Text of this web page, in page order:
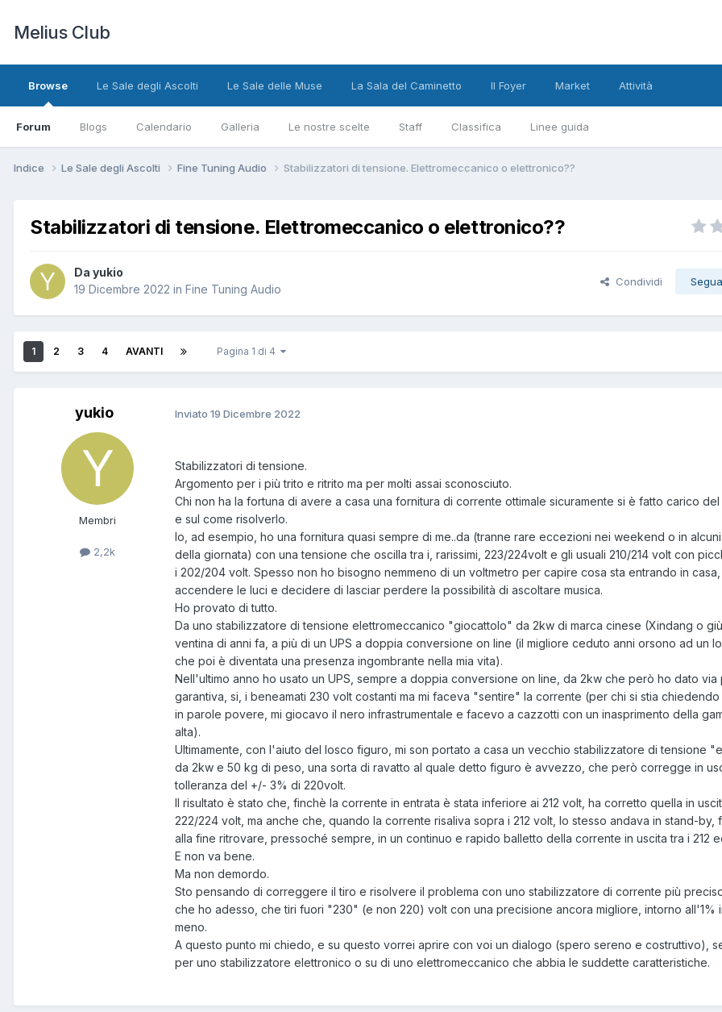
Melius Club
Browse
Forum Blogs Calendario Galleria Le nostre scelte Staff Classifica Linee guida
Le Sale degli Ascolti Le Sale delle Muse La Sala del Caminetto Il Foyer Market Attività
Indice Le Sale degli Ascolti Fine Tuning Audio Stabilizzatori di tensione. Elettromeccanico o elettronico??
Stabilizzatori di tensione. Elettromeccanico o elettronico??
Da yukio
19 Dicembre 2022 in Fine Tuning Audio
Condividi
1 2 3 4 AVANTI Pagina 1 di 4
yukio
Membri
2,2k
Inviato 19 Dicembre 2022
Stabilizzatori di tensione.
Argomento per i più trito e ritrito ma per molti assai sconosciuto.
Chi non ha la fortuna di avere a casa una fornitura di corrente ottimale sicuramente si è fatto carico
e sul come risolverlo.
Io, ad esempio, ho una fornitura quasi sempre di me..da (tranne rare eccezioni nei weekend o in alcuni
della giornata) con una tensione che oscilla tra i, rarissimi, 223/224volt e gli usuali 210/214 volt con
i 202/204 volt. Spesso non ho bisogno nemmeno di un voltmetro per capire cosa sta entrando in casa,
accendere le luci e decidere di lasciar perdere la possibilità di ascoltare musica.
Ho provato di tutto.
Da uno stabilizzatore di tensione elettromeccanico "giocattolo" da 2kw di marca cinese (Xindang o
ventina di anni fa, a più di un UPS a doppia conversione on line (il migliore ceduto anni orsono ad un
che poi è diventata una presenza ingombrante nella mia vita).
Nell'ultimo anno ho usato un UPS, sempre a doppia conversione on line, da 2kw che però ho dato via
garantiva, si, i beneamati 230 volt costanti ma mi faceva "sentire" la corrente (per chi si stia chiedendo
in parole povere, mi giocavo il nero infrastrumentale e facevo a cazzotti con un inasprimento della
alta).
Ultimamente, con l'aiuto del losco figuro, mi son portato a casa un vecchio stabilizzatore di tensione
da 2kw e 50 kg di peso, una sorta di ravatto al quale detto figuro è avvezzo, che però corregge in
tolleranza del +/- 3% di 220volt.
Il risultato è stato che, finchè la corrente in entrata è stata inferiore ai 212 volt, ha corretto quella in
222/224 volt, ma anche che, quando la corrente risaliva sopra i 212 volt, lo stesso andava in stand-by,
alla fine ritrovare, pressoché sempre, in un continuo e rapido balletto della corrente in uscita tra i 212
E non va bene.
Ma non demordo.
Sto pensando di correggere il tiro e risolvere il problema con uno stabilizzatore di corrente più
che ho adesso, che tiri fuori "230" (e non 220) volt con una precisione ancora migliore, intorno all'1%
meno.
A questo punto mi chiedo, e su questo vorrei aprire con voi un dialogo (spero sereno e costruttivo),
per uno stabilizzatore elettronico o su di uno elettromeccanico che abbia le suddette caratteristiche.